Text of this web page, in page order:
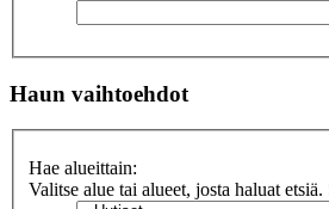
Haun vaihtoehdot
Hae alueittain:
Valitse alue tai alueet, josta haluat